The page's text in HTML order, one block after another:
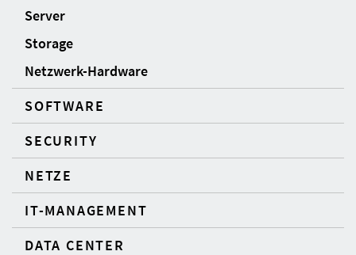
Server
Storage
Netzwerk-Hardware
SOFTWARE
SECURITY
NETZE
IT-MANAGEMENT
DATA CENTER